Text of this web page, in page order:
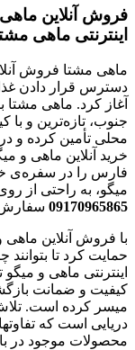
فروش آنلاین
اینترنتی ماهی
ماهی مشتا فروش
دسترس قرار دادن
آغاز کرد. ماهی مشتا
جنوب، تازه‌ترین و
محلی تأمین کرده و
خرید آنلاین ماهی و
فارس را در سفره‌ی
میگو، به راحتی از
09170965865 سفارش
با فروش آنلاین
حمایت کرد تا
اینترنتی ماهی و
کیفیت و ضمانت
میسر کرده است. تلاش
دریایی است که
محصولات موجود در